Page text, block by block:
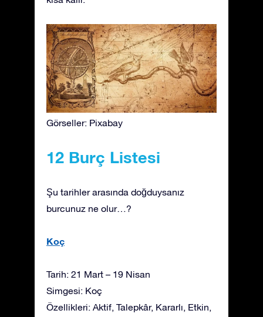
Görseller: Pixabay
12 Burç Listesi
Şu tarihler arasında doğduysanız
burcunuz ne olur…?
Koç
Tarih: 21 Mart – 19 Nisan
Simgesi: Koç
Özellikleri: Aktif, Talepkâr, Kararlı, Etkin,